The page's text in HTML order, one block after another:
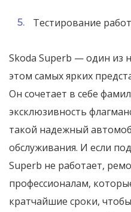
Тестирование
Skoda Superb — один из
этом самых ярких
Он сочетает в себе
эксклюзивность
такой надежный
обслуживания. И если
Superb не работает,
профессионалам,
кратчайшие сроки,